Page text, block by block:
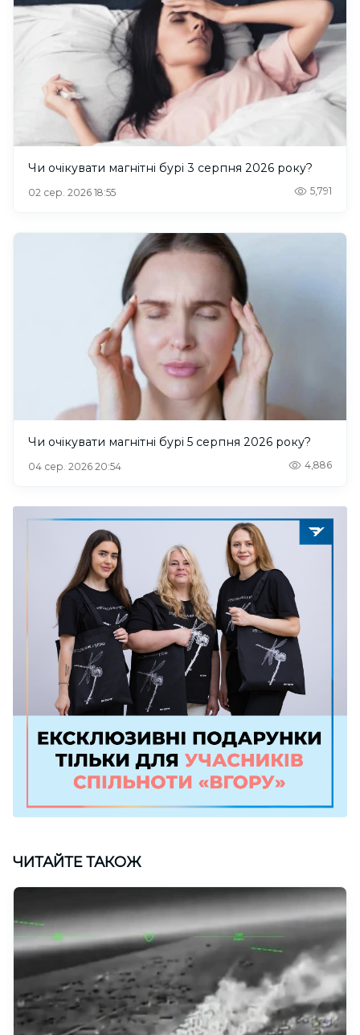
Чи очікувати магнітні бурі 3 серпня 2026 року?
02 сер. 2026 18:55 5,791
Чи очікувати магнітні бурі 5 серпня 2026 року?
04 сер. 2026 20:54 4,886
ЧИТАЙТЕ ТАКОЖ